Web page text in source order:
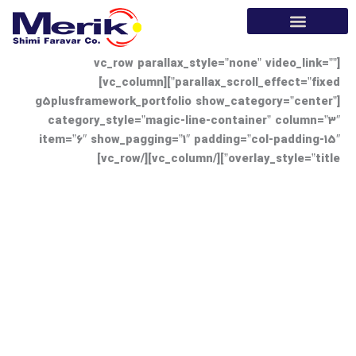
[vc_row parallax_style=”none”
parallax_scroll_effect=”fixed”][vc_column]
[g5plusframework_portfolio
category_style=”magic-line-container”
item=”6″ show_pagging=”1″ padding=”col-
overlay_style=”title”][/